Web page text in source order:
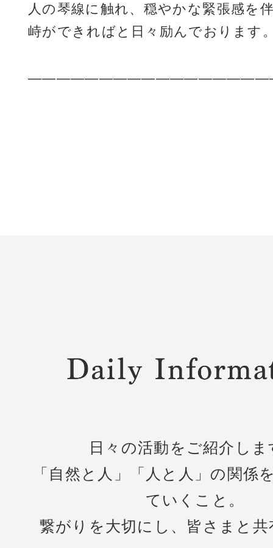
人の琴線に触れ、穏やかな緊張感を
峙ができればと日々励んでおります
日々の活動をご紹介しま
「自然と人」「人と人」の関係
ていくこと。
繋がりを大切にし、皆さまと